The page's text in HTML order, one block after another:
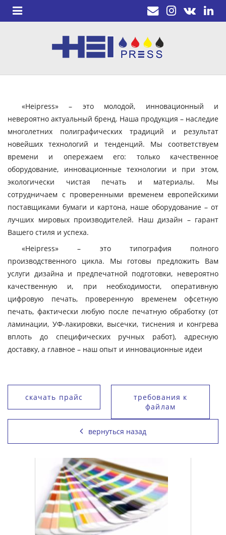
«Heipress» – это молодой, инновационный и
невероятно актуальный бренд. Наша продукция – наследие
многолетних полиграфических традиций и результат
новейших технологий и тенденций. Мы соответствуем
времени и опережаем его: только качественное
оборудование, инновационные технологии и при этом,
экологически чистая печать и материалы. Мы
сотрудничаем с проверенными временем европейскими
поставщиками бумаги и картона, наше оборудование – от
лучших мировых производителей. Наш дизайн – гарант
Вашего стиля и успеха.
«Heipress» – это типография полного
производственного цикла. Мы готовы предложить Вам
услуги дизайна и предпечатной подготовки, невероятно
качественную и, при необходимости, оперативную
цифровую печать, проверенную временем офсетную
печать, фактически любую после печатную обработку (от
ламинации, УФ-лакировки, высечки, тиснения и конгрева
вплоть до специфических ручных работ), адресную
доставку, а главное – наш опыт и инновационные идеи
скачать прайс
требования к
файлам
вернуться назад